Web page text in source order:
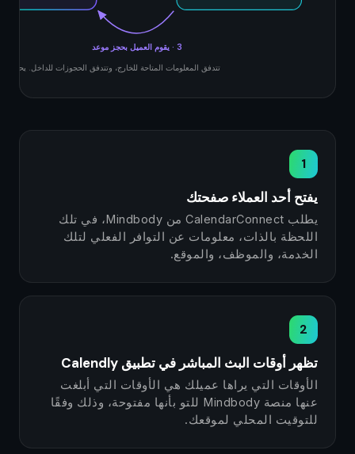
3 · يقوم العميل بحجز موعد
تتدفق المعلومات المتاحة للخارج، وتتدفق الحجوزات للداخل.
1
يفتح أحد العملاء صفحتك
يطلب CalendarConnect من Mindbody، في تلك
اللحظة بالذات، معلومات عن التوافر الفعلي لتلك
الخدمة، والموظف، والموقع.
2
تظهر أوقات البث المباشر في تطبيق Calendly
الأوقات التي يراها عميلك هي الأوقات التي أبلغت
عنها منصة Mindbody للتو بأنها مفتوحة، وذلك وفقًا
للتوقيت المحلي لموقعك.